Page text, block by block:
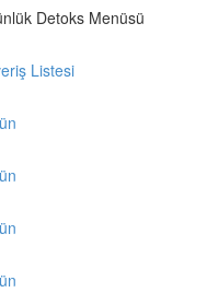
Detoks Menüsü
Listesi